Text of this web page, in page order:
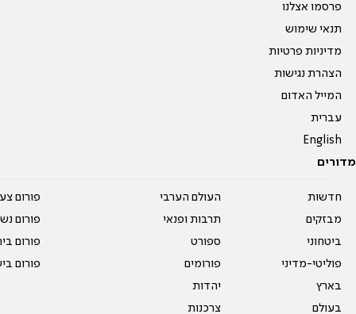
פרסמו אצלנו
תנאי שימוש
מדיניות פרטיות
הצהרת נגישות
המייל האדום
עברית
English
מדורים
חדשות
מבזקים
ביטחוני
פוליטי-מדיני
בארץ
בעולם
העולם הערבי
תרבות ופנאי
ספורט
פורומים
יהדות
צרכנות
פורום
פורום
פורום
פורום